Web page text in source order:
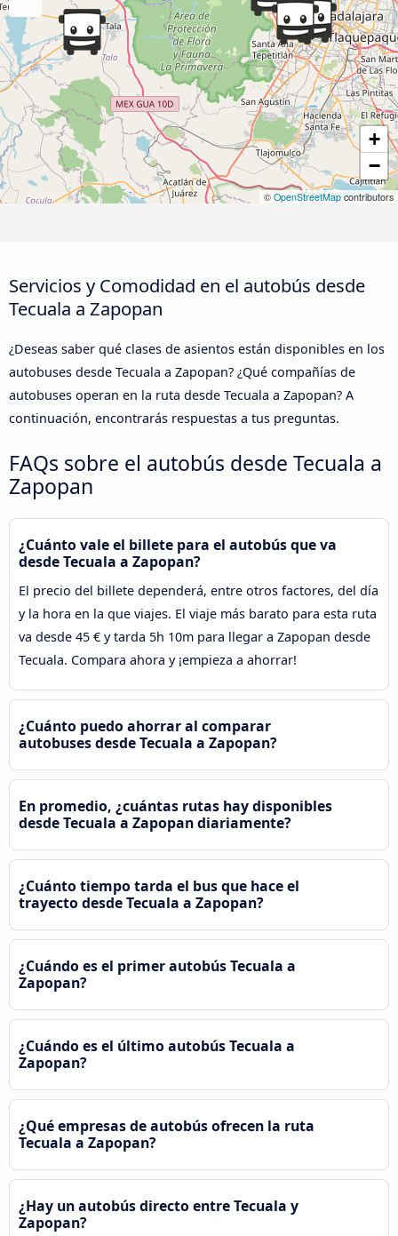
+
−
© OpenStreetMapcontributors
Servicios y Comodidad en el autobús desde
Tecuala a Zapopan
¿Deseas saber qué clases de asientos están disponibles en los
autobuses desde Tecuala a Zapopan? ¿Qué compañías de
autobuses operan en la ruta desde Tecuala a Zapopan? A
continuación, encontrarás respuestas a tus preguntas.
FAQs sobre el autobús desde Tecuala a
Zapopan
¿Cuánto vale el billete para el autobús que va
desde Tecuala a Zapopan?
El precio del billete dependerá, entre otros factores, del día
y la hora en la que viajes. El viaje más barato para esta ruta
va desde 45 € y tarda 5h 10m para llegar a Zapopan desde
Tecuala. Compara ahora y ¡empieza a ahorrar!
¿Cuánto puedo ahorrar al comparar
autobuses desde Tecuala a Zapopan?
En promedio, ¿cuántas rutas hay disponibles
desde Tecuala a Zapopan diariamente?
¿Cuánto tiempo tarda el bus que hace el
trayecto desde Tecuala a Zapopan?
¿Cuándo es el primer autobús Tecuala a
Zapopan?
¿Cuándo es el último autobús Tecuala a
Zapopan?
¿Qué empresas de autobús ofrecen la ruta
Tecuala a Zapopan?
¿Hay un autobús directo entre Tecuala y
Zapopan?